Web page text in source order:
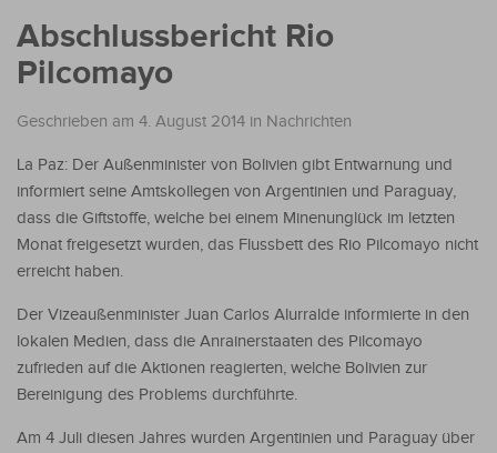
Abschlussbericht Rio
Pilcomayo
Geschrieben am 4. August 2014 in Nachrichten
La Paz: Der Außenminister von Bolivien gibt Entwarnung und
informiert seine Amtskollegen von Argentinien und Paraguay,
dass die Giftstoffe, welche bei einem Minenunglück im letzten
Monat freigesetzt wurden, das Flussbett des Rio Pilcomayo nicht
erreicht haben.
Der Vizeaußenminister Juan Carlos Alurralde informierte in den
lokalen Medien, dass die Anrainerstaaten des Pilcomayo
zufrieden auf die Aktionen reagierten, welche Bolivien zur
Bereinigung des Problems durchführte.
Am 4 Juli diesen Jahres wurden Argentinien und Paraguay über